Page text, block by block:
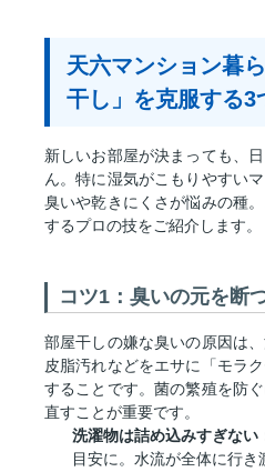
天六マンション暮
干し」を克服する3
新しいお部屋が決まっても、
ん。特に湿気がこもりやすい
臭いや乾きにくさが悩みの種
するプロの技をご紹介します。
コツ1：臭いの元を断
部屋干しの嫌な臭いの原因は
皮脂汚れなどをエサに「モラ
することです。菌の繁殖を防
直すことが重要です。
洗濯物は詰め込みすぎない
目安に。水流が全体に行